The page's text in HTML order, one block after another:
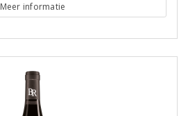
Meer informatie